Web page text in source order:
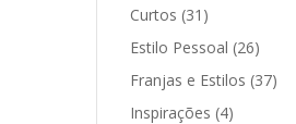
Curtos (31)
Estilo Pessoal (26)
Franjas e Estilos (37)
Inspirações (4)